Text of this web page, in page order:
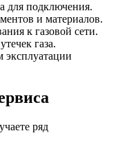
для подключения.
и материалов.
к газовой сети.
газа.
эксплуатации
ряд